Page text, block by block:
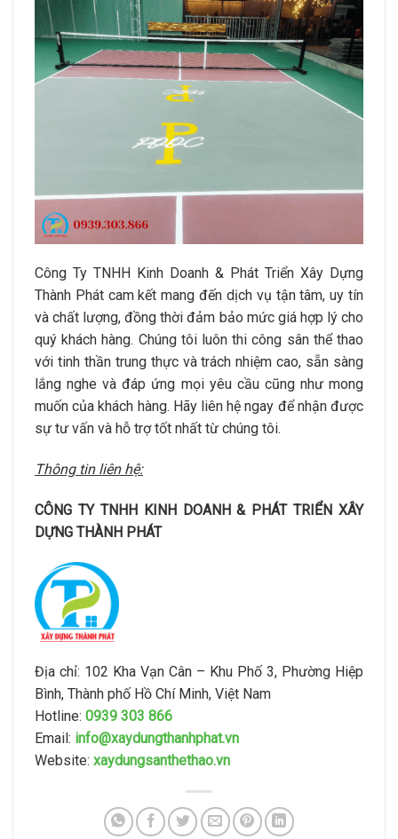
Công Ty TNHH Kinh Doanh & Phát Triển Xây Dựng
Thành Phát cam kết mang đến dịch vụ tận tâm, uy tín
và chất lượng, đồng thời đảm bảo mức giá hợp lý cho
quý khách hàng. Chúng tôi luôn thi công sân thể thao
với tinh thần trung thực và trách nhiệm cao, sẵn sàng
lắng nghe và đáp ứng mọi yêu cầu cũng như mong
muốn của khách hàng. Hãy liên hệ ngay để nhận được
sự tư vấn và hỗ trợ tốt nhất từ chúng tôi.
Thông tin liên hệ:
CÔNG TY TNHH KINH DOANH & PHÁT TRIỂN XÂY
DỰNG THÀNH PHÁT
Địa chỉ: 102 Kha Vạn Cân – Khu Phố 3, Phường Hiệp
Bình, Thành phố Hồ Chí Minh, Việt Nam
Hotline: 0939 303 866
Email: info@xaydungthanhphat.vn
Website: xaydungsanthethao.vn